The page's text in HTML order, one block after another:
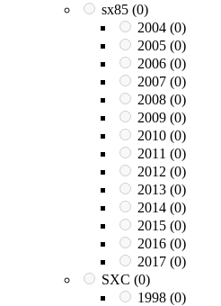
sx85 (0)
2004 (0)
2005 (0)
2006 (0)
2007 (0)
2008 (0)
2009 (0)
2010 (0)
2011 (0)
2012 (0)
2013 (0)
2014 (0)
2015 (0)
2016 (0)
2017 (0)
SXC (0)
1998 (0)